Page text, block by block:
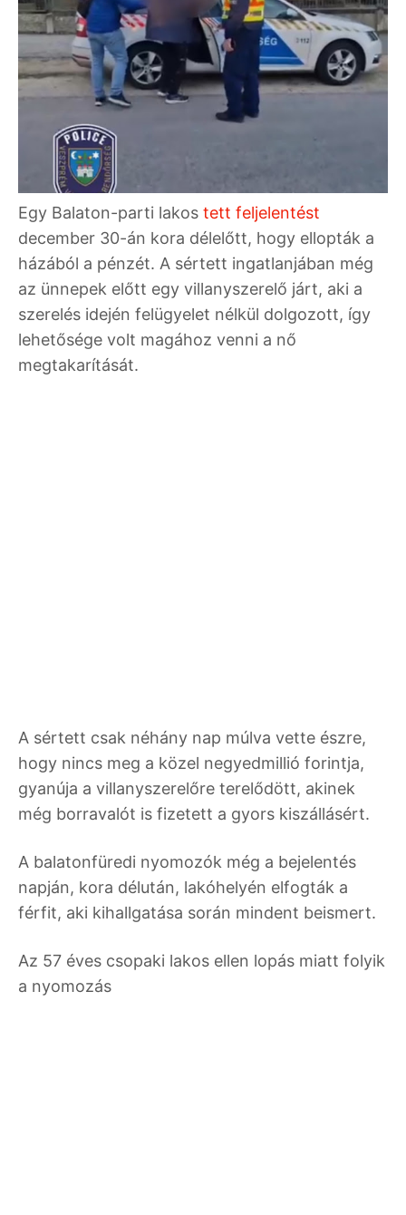
Egy Balaton-parti lakos tett feljelentést
december 30-án kora délelőtt, hogy ellopták a
házából a pénzét. A sértett ingatlanjában még
az ünnepek előtt egy villanyszerelő járt, aki a
szerelés idején felügyelet nélkül dolgozott, így
lehetősége volt magához venni a nő
megtakarítását.
A sértett csak néhány nap múlva vette észre,
hogy nincs meg a közel negyedmillió forintja,
gyanúja a villanyszerelőre terelődött, akinek
még borravalót is fizetett a gyors kiszállásért.
A balatonfüredi nyomozók még a bejelentés
napján, kora délután, lakóhelyén elfogták a
férfit, aki kihallgatása során mindent beismert.
Az 57 éves csopaki lakos ellen lopás miatt folyik
a nyomozás